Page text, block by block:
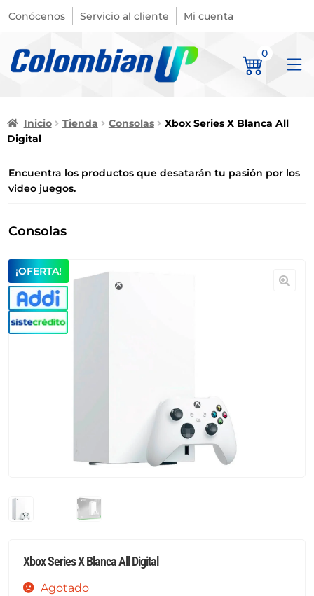
Conócenos Servicio al cliente Mi cuenta
0
Inicio Tienda Consolas
Xbox Series X Blanca All
Digital
Encuentra los productos que desatarán tu pasión por los
video juegos.
Consolas
¡OFERTA!
Xbox Series X Blanca All Digital
Agotado